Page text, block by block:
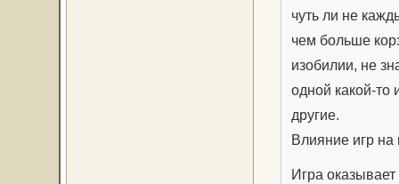
чуть ли не
чем больше
изобилии, не
одной какой-то
другие.
Влияние игр на
Игра